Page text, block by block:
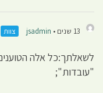
13 שנים • jsadmin צוות
לשאלתך:כל אלה
"עובדות";